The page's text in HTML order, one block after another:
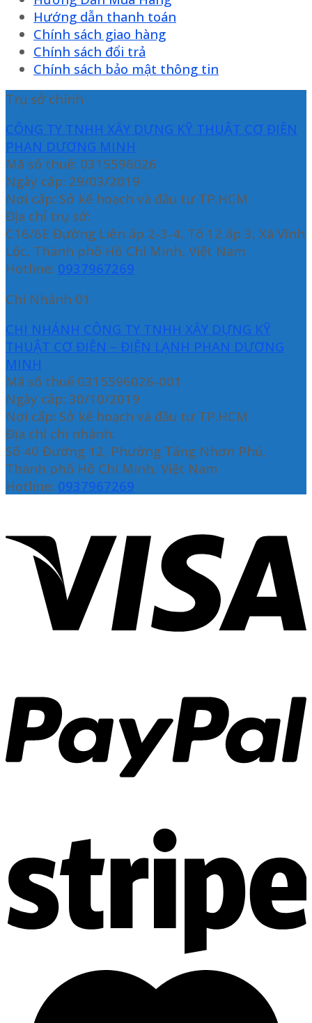
Hướng dẫn thanh toán
Chính sách giao hàng
Chính sách đổi trả
Chính sách bảo mật thông tin
Trụ sở chính
CÔNG TY TNHH XÂY DỰNG KỸ THUẬT CƠ ĐIỆN
PHAN DƯƠNG MINH
Mã số thuế: 0315596026
Ngày cấp: 29/03/2019
Nơi cấp: Sở kế hoạch và đầu tư TP.HCM
Địa chỉ trụ sở:
C16/6E Đường Liên ấp 2-3-4, Tổ 12 ấp 3, Xã Vĩnh
Lộc, Thành phố Hồ Chí Minh, Việt Nam
Hotline: 0937967269
Chi Nhánh 01
CHI NHÁNH CÔNG TY TNHH XÂY DỰNG KỸ
THUẬT CƠ ĐIỆN – ĐIỆN LẠNH PHAN DƯƠNG
MINH
Mã số thuế 0315596026-001
Ngày cấp: 30/10/2019
Nơi cấp: Sở kế hoạch và đầu tư TP.HCM
Địa chỉ chi nhánh:
Số 40 Đường 12, Phường Tăng Nhơn Phú,
Thành phố Hồ Chí Minh, Việt Nam
Hotline: 0937967269